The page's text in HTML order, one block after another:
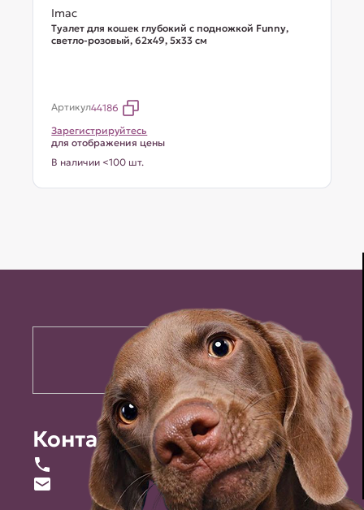
Imac
Туалет для кошек глубокий с подножкой Funny,
светло-розовый, 62х49, 5х33 см
Артикул44186
Зарегистрируйтесь
для отображения цены
В наличии <100 шт.
Контакты